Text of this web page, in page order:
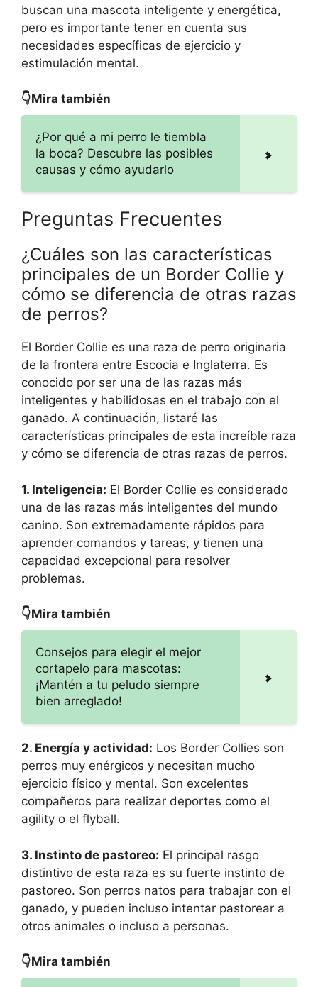
buscan una mascota inteligente y energética,
pero es importante tener en cuenta sus
necesidades específicas de ejercicio y
estimulación mental.
👇Mira también
¿Por qué a mi perro le tiembla
la boca? Descubre las posibles
causas y cómo ayudarlo
Preguntas Frecuentes
¿Cuáles son las características
principales de un Border Collie y
cómo se diferencia de otras razas
de perros?
El Border Collie es una raza de perro originaria
de la frontera entre Escocia e Inglaterra. Es
conocido por ser una de las razas más
inteligentes y habilidosas en el trabajo con el
ganado. A continuación, listaré las
características principales de esta increíble raza
y cómo se diferencia de otras razas de perros.
1. Inteligencia: El Border Collie es considerado
una de las razas más inteligentes del mundo
canino. Son extremadamente rápidos para
aprender comandos y tareas, y tienen una
capacidad excepcional para resolver
problemas.
👇Mira también
Consejos para elegir el mejor
cortapelo para mascotas:
¡Mantén a tu peludo siempre
bien arreglado!
2. Energía y actividad: Los Border Collies son
perros muy enérgicos y necesitan mucho
ejercicio físico y mental. Son excelentes
compañeros para realizar deportes como el
agility o el flyball.
3. Instinto de pastoreo: El principal rasgo
distintivo de esta raza es su fuerte instinto de
pastoreo. Son perros natos para trabajar con el
ganado, y pueden incluso intentar pastorear a
otros animales o incluso a personas.
👇Mira también